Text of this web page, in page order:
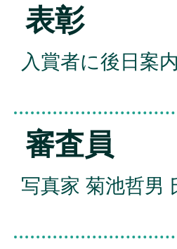
表彰
入賞者に後日案
審査員
写真家 菊池哲男